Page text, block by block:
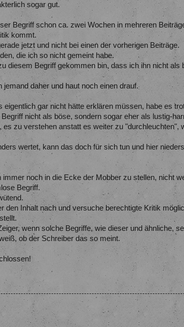
sogar gut.
Begriff schon ca. zwei Wochen in mehreren
kommt.
jetzt und nicht bei einen der vorherigen Beiträge.
die ich so nicht gemeint habe.
diesem Begriff gekommen bin, dass ich ihn nicht
daher und haut noch einen drauf.
eigentlich gar nicht hätte erklären müssen, habe es
nicht als böse, sondern sogar eher als lustig-
es zu verstehen anstatt es weiter zu
wertet, kann das doch für sich tun und hier
noch in die Ecke der Mobber zu stellen, nicht
Begriff.
den Inhalt nach und versuche berechtigte Kritik
wenn solche Begriffe, wie dieser und ähnliche,
ob der Schreiber das so meint.